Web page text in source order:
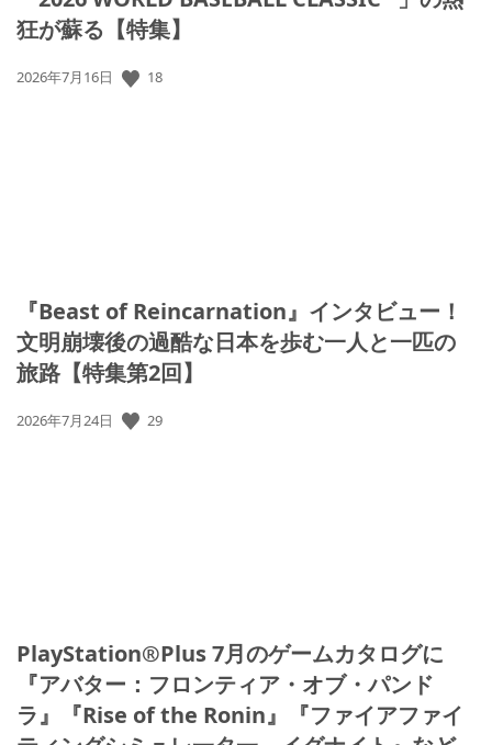
狂が蘇る【特集】
公
2026年7月16日 18
『Beast of Reincarnation』インタビュー！
文明崩壊後の過酷な日本を歩む一人と一匹の
旅路【特集第2回】
公
2026年7月24日 29
PlayStation®Plus 7月のゲームカタログに
『アバター：フロンティア・オブ・パンド
ラ』『Rise of the Ronin』『ファイアファイ